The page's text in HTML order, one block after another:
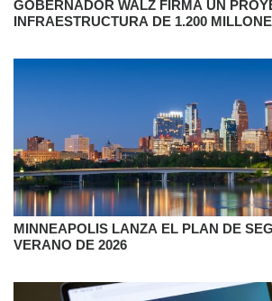
GOBERNADOR WALZ FIRMA UN
INFRAESTRUCTURA DE 1.200
MINNEAPOLIS LANZA EL PLAN DE
VERANO DE 2026